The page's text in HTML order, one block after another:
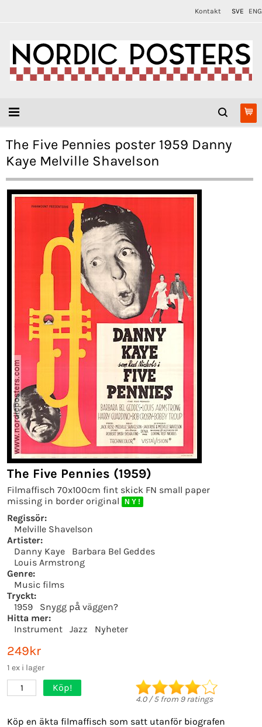
Kontakt SVE ENG
The Five Pennies poster 1959 Danny
Kaye Melville Shavelson
The Five Pennies (1959)
Filmaffisch 70x100cm fint skick FN small paper
missing in border original
N Y !
Regissör:
Melville Shavelson
Artister:
Danny Kaye
Barbara Bel Geddes
Louis Armstrong
Genre:
Music films
Tryckt:
1959
Snygg på väggen?
Hitta mer:
Instrument
Jazz Nyheter
249kr
1 ex i lager
1 Köp!
4.0/5from 9ratings
Köp en äkta filmaffisch som satt utanför biografen